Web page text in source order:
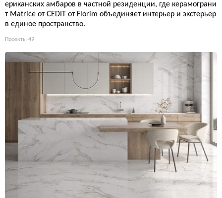
ериканских амбаров в частной резиденции, где керамограни
т Matrice от CEDIT от Florim объединяет интерьер и экстерьер
в единое пространство.
Проекты 49